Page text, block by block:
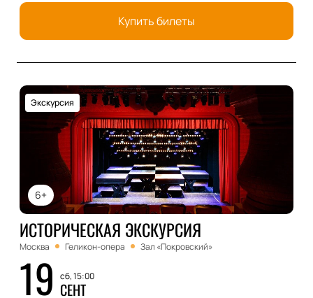
Купить билеты
6+
Экскурсия
ИСТОРИЧЕСКАЯ ЭКСКУРСИЯ
Москва Геликон-опера Зал «Покровский»
19 сб, 15:00
СЕНТ